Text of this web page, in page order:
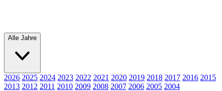
Alle Jahre
2026 2025 2024 2023 2022 2021 2020 2019 2018 2017 2016 2015
2013 2012 2011 2010 2009 2008 2007 2006 2005 2004